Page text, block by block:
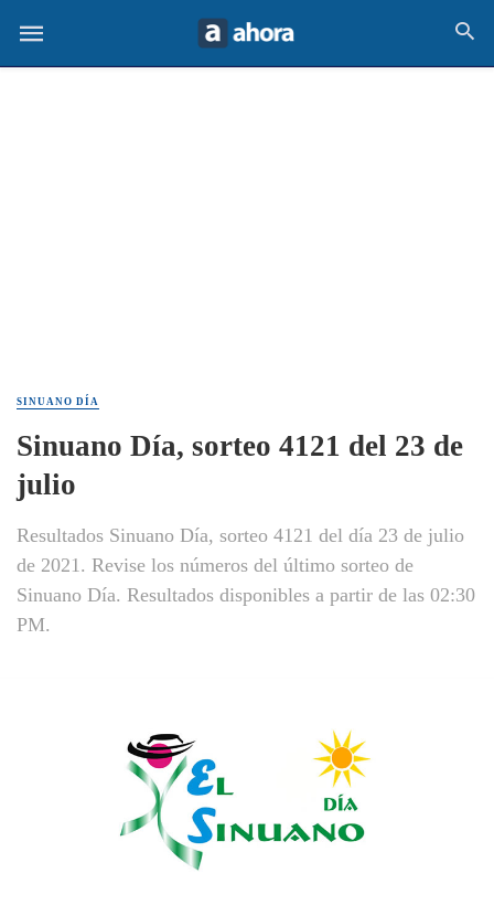
SINUANO DÍA
Sinuano Día, sorteo 4121 del 23 de
julio
Resultados Sinuano Día, sorteo 4121 del día 23 de julio
de 2021. Revise los números del último sorteo de
Sinuano Día. Resultados disponibles a partir de las 02:30
PM.